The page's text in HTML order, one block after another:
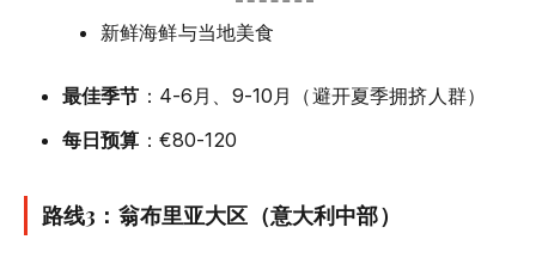
新鲜海鲜与当地美食
最佳季节 ：4-6月、9-10月（避开夏季拥挤人群）
每日预算 ：€80-120
路线3：翁布里亚大区（意大利中部）